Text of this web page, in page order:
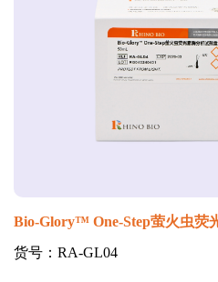
Bio-Glory™ One-Step萤火虫荧
货号：RA-GL04